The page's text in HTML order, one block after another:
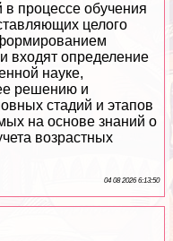
процессе обучения
целого
входят определение
науке,
решению и
стадий и этапов
на основе знаний о
возрастных
04 08 2026 6:13:50